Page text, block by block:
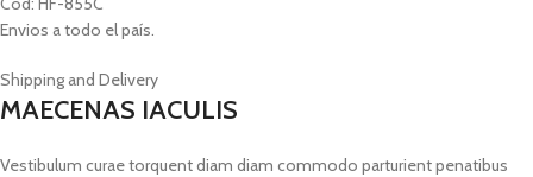
Envios a todo el país.
Shipping and Delivery
MAECENAS IACULIS
Vestibulum curae torquent diam diam commodo parturient penatibus